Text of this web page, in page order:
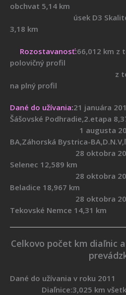
obchvat 5,14 km
úsek D3 Skalité-št.hr.
3,18 km
Rozostavanosť:66,012 km z
polovičný profil
z toho 5,21
na plný profil
Dané do užívania:21 januára
Šášovské Podhradie,2.etapa
1 augusta 2011
BA,Záhorská Bystrica-
28 oktobra 2011
Selenec 12,589 km
28 oktobra 2011
Beladice 18,967 km
28 oktobra 2011
Tekovské Nemce 14,31 km
Celkovo počet km diaľnic
Dané do užívania v roku 2011
Diaľnice:3,025 km všetko